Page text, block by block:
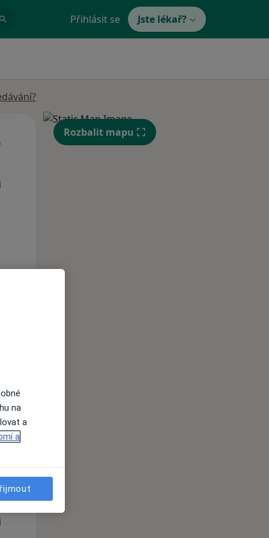
Přihlásit se Jste lékař?
St Čt
13 Srpen
11 Srpen
Rozbalit mapu
na
a
a